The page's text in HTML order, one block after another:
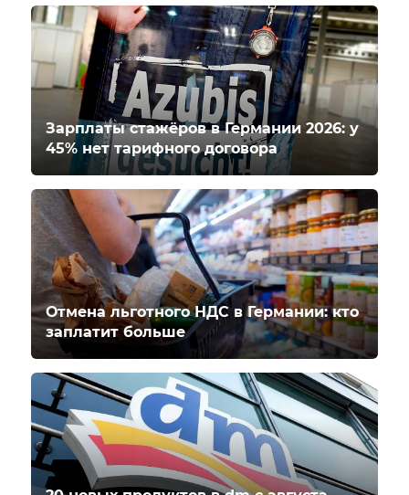
Зарплаты стажёров в Германии 2026: у
45% нет тарифного договора
Отмена льготного НДС в Германии: кто
заплатит больше